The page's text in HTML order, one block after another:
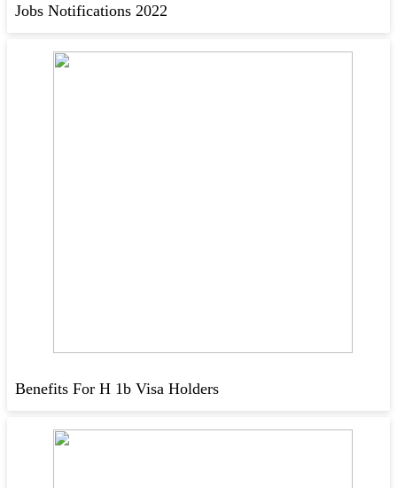
Jobs Notifications 2022
Benefits For H 1b Visa Holders